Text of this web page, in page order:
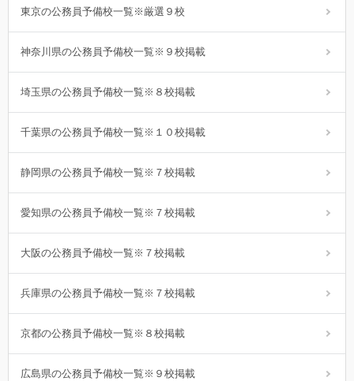
東京の公務員予備校一覧※厳選９校
神奈川県の公務員予備校一覧※９校掲載
埼玉県の公務員予備校一覧※８校掲載
千葉県の公務員予備校一覧※１０校掲載
静岡県の公務員予備校一覧※７校掲載
愛知県の公務員予備校一覧※７校掲載
大阪の公務員予備校一覧※７校掲載
兵庫県の公務員予備校一覧※７校掲載
京都の公務員予備校一覧※８校掲載
広島県の公務員予備校一覧※９校掲載